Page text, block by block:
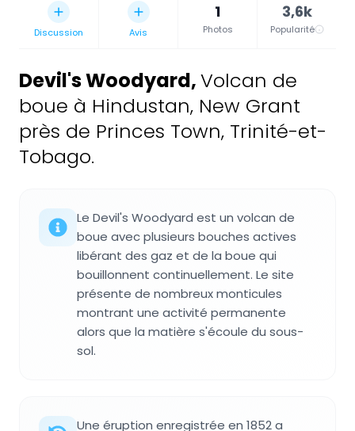
Discussion Avis
1
Photos
3,6k
Popularité
Devil's Woodyard,Volcan de
boue à Hindustan, New Grant
près de Princes Town, Trinité-et-
Tobago.
Le Devil's Woodyard est un volcan de
boue avec plusieurs bouches actives
libérant des gaz et de la boue qui
bouillonnent continuellement. Le site
présente de nombreux monticules
montrant une activité permanente
alors que la matière s'écoule du sous-
sol.
Une éruption enregistrée en 1852 a